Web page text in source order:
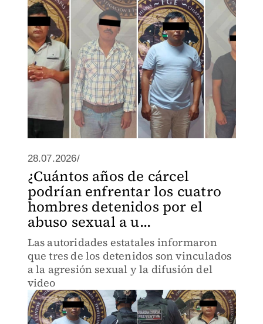
28.07.2026/
¿Cuántos años de cárcel
podrían enfrentar los cuatro
hombres detenidos por el
abuso sexual a u...
Las autoridades estatales informaron
que tres de los detenidos son vinculados
a la agresión sexual y la difusión del
video